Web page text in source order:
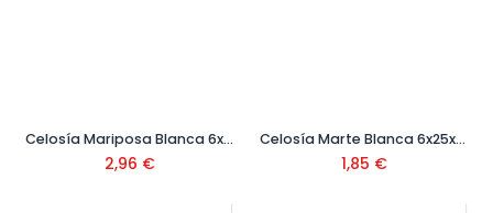
Celosía Mariposa Blanca 6x20x40
2,96 €
Celosía Marte Blanca 6x25x25
1,85 €